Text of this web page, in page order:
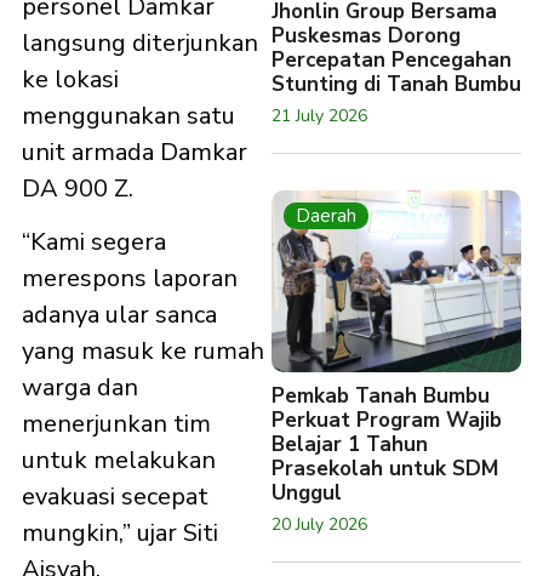
personel Damkar
langsung diterjunkan
ke lokasi
menggunakan satu
unit armada Damkar
DA 900 Z.
“Kami segera
merespons laporan
adanya ular sanca
yang masuk ke rumah
warga dan
menerjunkan tim
untuk melakukan
evakuasi secepat
mungkin,” ujar Siti
Jhonlin Group Bersama
Puskesmas Dorong
Percepatan Pencegahan
Stunting di Tanah Bumbu
21 July 2026
Daerah
Pemkab Tanah Bumbu
Perkuat Program Wajib
Belajar 1 Tahun
Prasekolah untuk SDM
Unggul
20 July 2026